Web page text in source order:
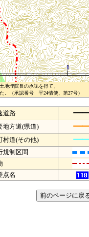
地理院長の承認を得て、
。（承認番号 平24情使、第27号）
道路
地方道(県道)
村道(その他)
規制区間
点名